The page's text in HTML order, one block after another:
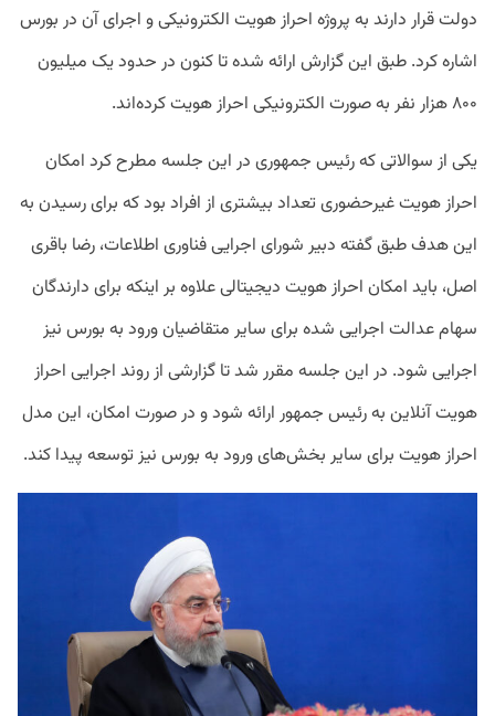
دولت قرار دارند به پروژه احراز هویت الکترونیکی و اجرای آن در بورس
اشاره کرد. طبق این گزارش ارائه شده تا کنون در حدود یک میلیون
۸۰۰ هزار نفر به صورت الکترونیکی احراز هویت کرده‌اند.
یکی از سوالاتی که رئیس جمهوری در این جلسه مطرح کرد امکان
احراز هویت غیرحضوری تعداد بیشتری از افراد بود که برای رسیدن به
این هدف طبق گفته دبیر شورای اجرایی فناوری اطلاعات، رضا باقری
اصل، باید امکان احراز هویت دیجیتالی علاوه بر اینکه برای دارندگان
سهام عدالت اجرایی شده برای سایر متقاضیان ورود به بورس نیز
اجرایی شود. در این جلسه مقرر شد تا گزارشی از روند اجرایی احراز
هویت آنلاین به رئیس جمهور ارائه شود و در صورت امکان، این مدل
احراز هویت برای سایر بخش‌های ورود به بورس نیز توسعه پیدا کند.